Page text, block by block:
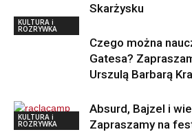
Skarżysku
KULTURA i
ROZRYWKA
Czego można
Gatesa?
Urszulą Barbarą
KULTURA i
ROZRYWKA
Absurd, Bajzel i
Zapraszamy na